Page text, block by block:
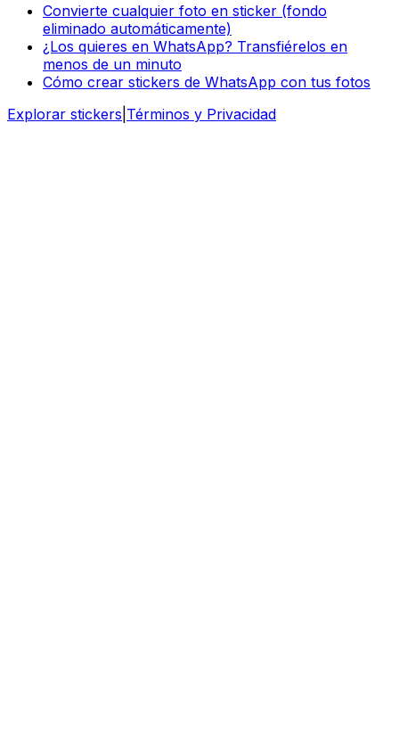
Convierte cualquier foto en sticker (fondo
eliminado automáticamente)
¿Los quieres en WhatsApp? Transfiérelos en
menos de un minuto
Cómo crear stickers de WhatsApp con tus fotos
Explorar stickers Términos y Privacidad